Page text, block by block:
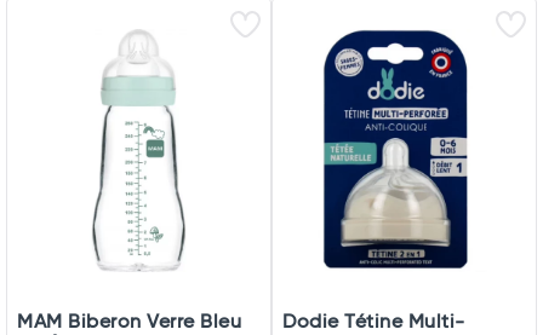
MAM Biberon Verre Bleu
Dodie Tétine Multi-